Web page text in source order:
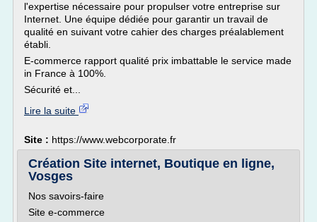
l'expertise nécessaire pour propulser votre entreprise sur
Internet. Une équipe dédiée pour garantir un travail de
qualité en suivant votre cahier des charges préalablement
établi.
E-commerce rapport qualité prix imbattable le service made
in France à 100%.
Sécurité et...
Lire la suite
Site : https://www.webcorporate.fr
Création Site internet, Boutique en ligne,
Vosges
Nos savoirs-faire
Site e-commerce